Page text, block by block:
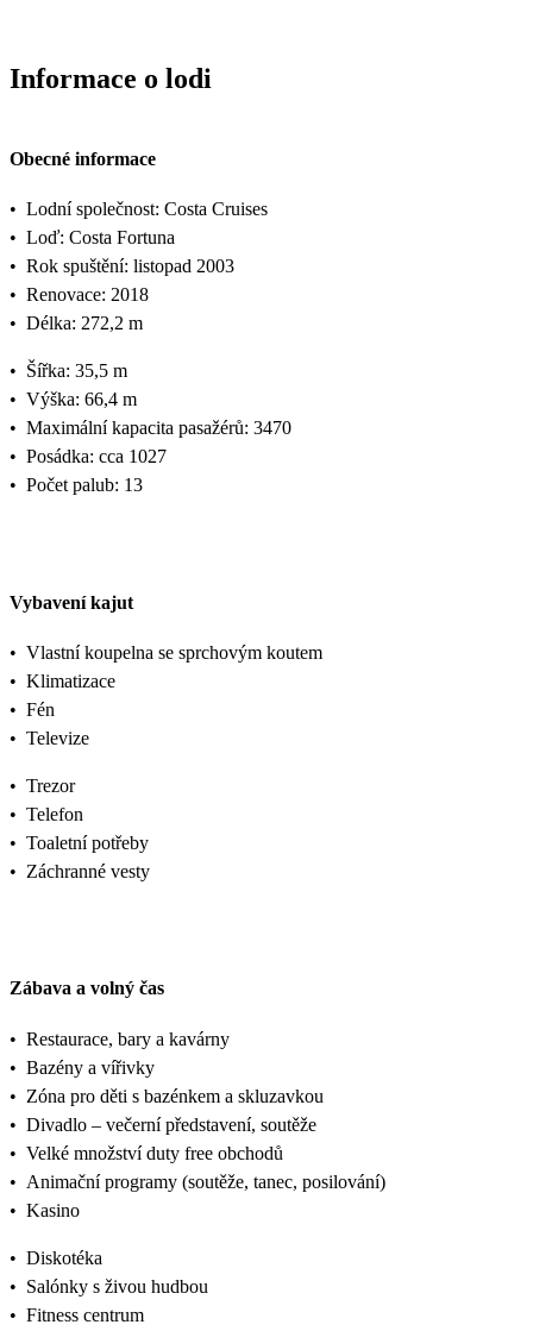
Informace o lodi
Obecné informace
• Lodní společnost: Costa Cruises
• Loď: Costa Fortuna
• Rok spuštění: listopad 2003
• Renovace: 2018
• Délka: 272,2 m
• Šířka: 35,5 m
• Výška: 66,4 m
• Maximální kapacita pasažérů: 3470
• Posádka: cca 1027
• Počet palub: 13
Vybavení kajut
• Vlastní koupelna se sprchovým koutem
• Klimatizace
• Fén
• Televize
• Trezor
• Telefon
• Toaletní potřeby
• Záchranné vesty
Zábava a volný čas
• Restaurace, bary a kavárny
• Bazény a vířivky
• Zóna pro děti s bazénkem a skluzavkou
• Divadlo – večerní představení, soutěže
• Velké množství duty free obchodů
• Animační programy (soutěže, tanec, posilování)
• Kasino
• Diskotéka
• Salónky s živou hudbou
• Fitness centrum